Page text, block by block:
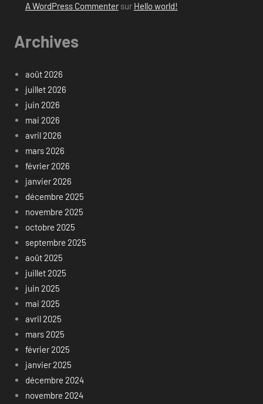
A WordPress Commentersur Hello world!
Archives
août 2026
juillet 2026
juin 2026
mai 2026
avril 2026
mars 2026
février 2026
janvier 2026
décembre 2025
novembre 2025
octobre 2025
septembre 2025
août 2025
juillet 2025
juin 2025
mai 2025
avril 2025
mars 2025
février 2025
janvier 2025
décembre 2024
novembre 2024